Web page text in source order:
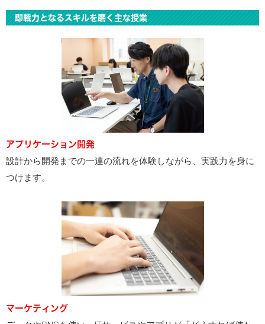
即戦力となるスキルを磨く主な授業
アプリケーション開発
設計から開発までの一連の流れを体験しながら、実践力を身に
つけます。
マーケティング